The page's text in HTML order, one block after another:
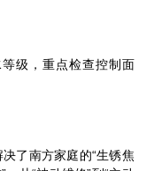
级，重点检查控制面
了南方家庭的“生锈焦